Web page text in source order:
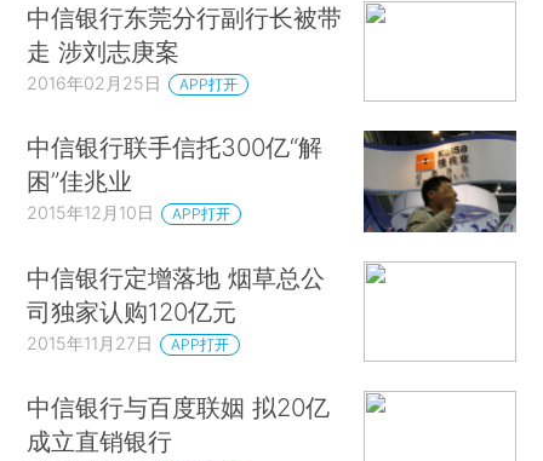
中信银行东莞分行副行长被带
走 涉刘志庚案
2016年02月25日 APP打开
中信银行联手信托300亿“解
困”佳兆业
2015年12月10日 APP打开
中信银行定增落地 烟草总公
司独家认购120亿元
2015年11月27日 APP打开
中信银行与百度联姻 拟20亿
成立直销银行